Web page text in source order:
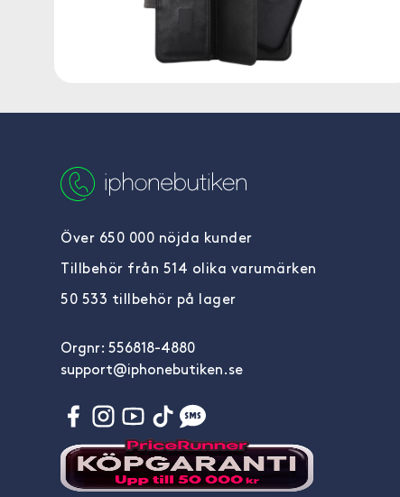
Över 650 000 nöjda kunder
Tillbehör från 514 olika varumärken
50 533 tillbehör på lager
Orgnr: 556818-4880
support@iphonebutiken.se